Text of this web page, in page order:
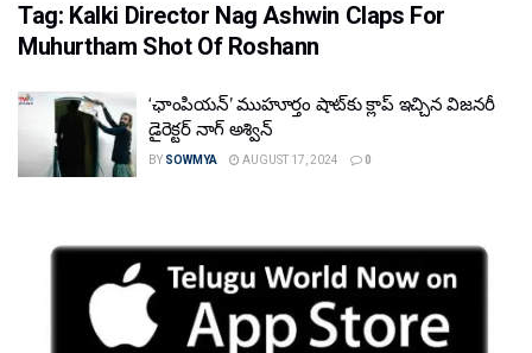
Tag: Kalki Director Nag Ashwin Claps For
Muhurtham Shot Of Roshann
‘ఛాంపియన్‌’ ముహూర్తం షాట్‌కు క్లాప్ ఇచ్చిన విజనరీ
డైరెక్టర్ నాగ్ అశ్విన్
BY SOWMYA AUGUST 17, 2024 0